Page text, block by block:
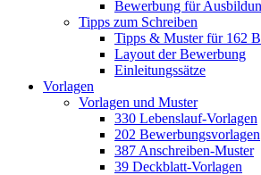
Bewerbung für
Tipps zum Schreiben
Tipps & Muster für 162
Layout der Bewerbung
Einleitungssätze
Vorlagen
Vorlagen und Muster
330 Lebenslauf-Vorlagen
202 Bewerbungsvorlagen
387 Anschreiben-Muster
39 Deckblatt-Vorlagen